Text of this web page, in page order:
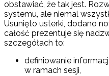
obstawiać, że tak jest.
systemu, ale niemal
Usunięto usterki, dodano
całość prezentuje się
szczegółach to:
definiowanie
w ramach sesji,